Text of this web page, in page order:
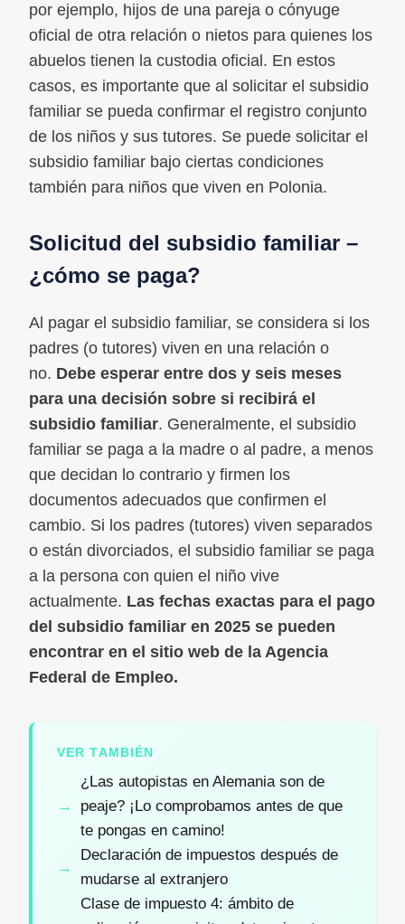
por ejemplo, hijos de una pareja o cónyuge
oficial de otra relación o nietos para quienes los
abuelos tienen la custodia oficial. En estos
casos, es importante que al solicitar el subsidio
familiar se pueda confirmar el registro conjunto
de los niños y sus tutores. Se puede solicitar el
subsidio familiar bajo ciertas condiciones
también para niños que viven en Polonia.
Solicitud del subsidio familiar –
¿cómo se paga?
Al pagar el subsidio familiar, se considera si los
padres (o tutores) viven en una relación o
no. Debe esperar entre dos y seis meses
para una decisión sobre si recibirá el
subsidio familiar. Generalmente, el subsidio
familiar se paga a la madre o al padre, a menos
que decidan lo contrario y firmen los
documentos adecuados que confirmen el
cambio. Si los padres (tutores) viven separados
o están divorciados, el subsidio familiar se paga
a la persona con quien el niño vive
actualmente. Las fechas exactas para el pago
del subsidio familiar en 2025 se pueden
encontrar en el sitio web de la Agencia
Federal de Empleo.
VER TAMBIÉN
¿Las autopistas en Alemania son de
peaje? ¡Lo comprobamos antes de que
te pongas en camino!
Declaración de impuestos después de
mudarse al extranjero
Clase de impuesto 4: ámbito de